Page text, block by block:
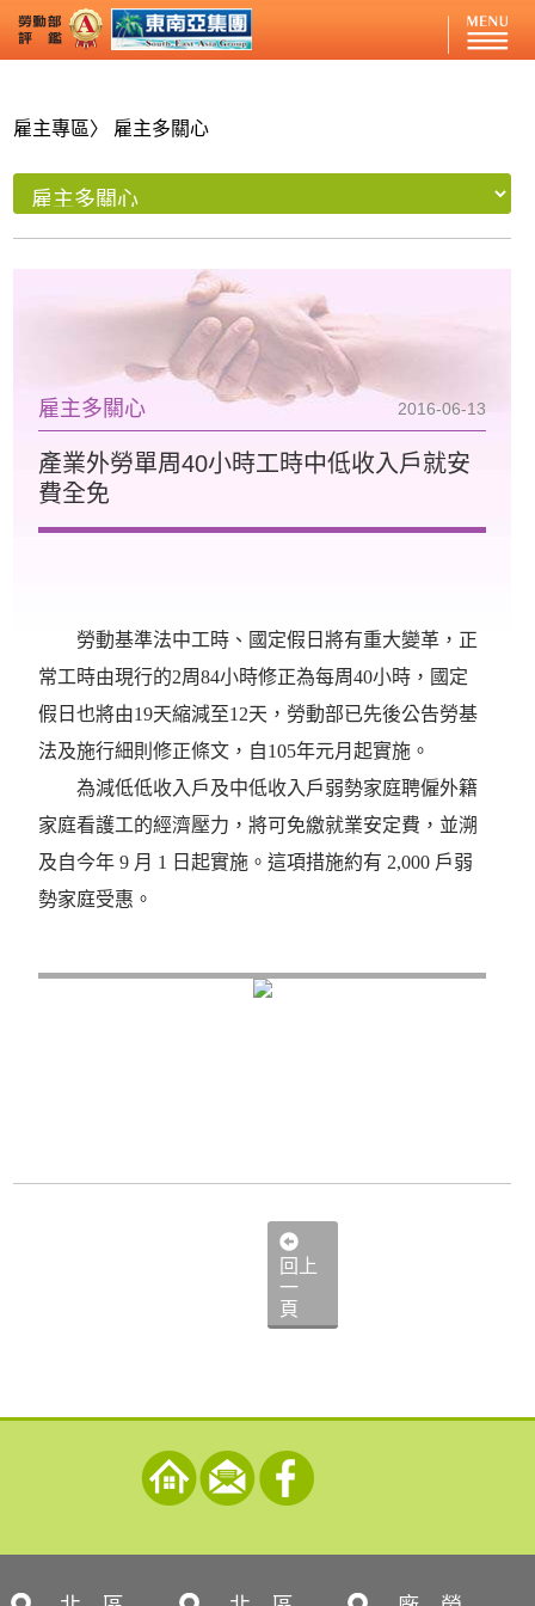
雇主專區〉 雇主多關心
2016-06-13
雇主多關心
產業外勞單周40小時工時中低收入戶就安
費全免
勞動基準法中工時、國定假日將有重大變革，正
常工時由現行的2周84小時修正為每周40小時，國定
假日也將由19天縮減至12天，勞動部已先後公告勞基
法及施行細則修正條文，自105年元月起實施。
為減低低收入戶及中低收入戶弱勢家庭聘僱外籍
家庭看護工的經濟壓力，將可免繳就業安定費，並溯
及自今年 9 月 1 日起實施。這項措施約有 2,000 戶弱
勢家庭受惠。
回上
一
頁